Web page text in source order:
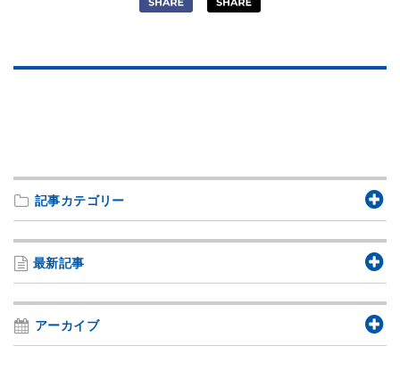
記事カテゴリー
最新記事
アーカイブ